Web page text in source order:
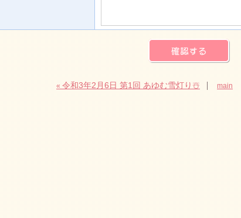
«令和3年2月6日 第1回 あゆむ雪灯り☃️ main